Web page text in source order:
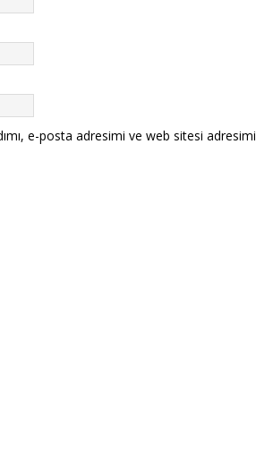
e-posta adresimi ve web sitesi adresimi